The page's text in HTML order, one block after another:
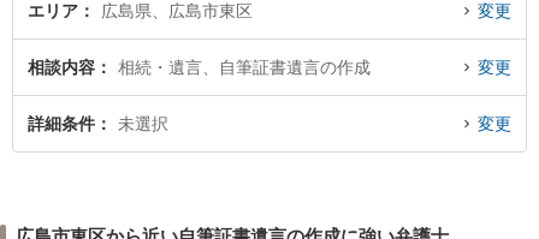
エリア 広島県、広島市東区 変更
相談内容 相続・遺言、自筆証書遺言の作成 変更
詳細条件 未選択 変更